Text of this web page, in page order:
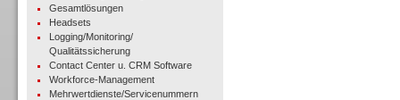
Gesamtlösungen
Headsets
Logging/Monitoring/
Qualitätssicherung
Contact Center u. CRM Software
Workforce-Management
Mehrwertdienste/Servicenummern